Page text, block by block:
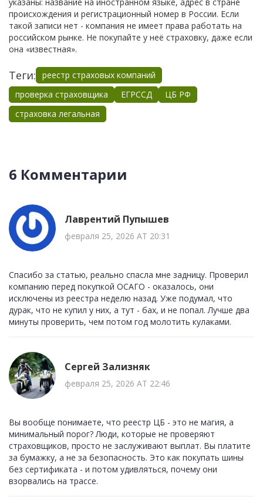
указаны: название на иностранном языке, адрес в стране
происхождения и регистрационный номер в России. Если
такой записи нет - компания не имеет права работать на
российском рынке. Не покупайте у неё страховку, даже если
она «известная».
Теги:
реестр страховых компаний
проверка страховщика
ЕГРССД
ЦБ РФ
страховка легальная
6 Комментарии
Лаврентий Пупышев
февраля 25, 2026 AT 20:31
Спасибо за статью, реально спасла мне задницу. Проверил
компанию перед покупкой ОСАГО - оказалось, они
исключены из реестра неделю назад. Уже подумал, что
дурак, что не купил у них, а тут - бах, и не попал. Лучше два
минуты проверить, чем потом год молотить кулаками.
Сергей Зализняк
февраля 25, 2026 AT 22:46
Вы вообще понимаете, что реестр ЦБ - это не магия, а
минимальный порог? Люди, которые не проверяют
страховщиков, просто не заслуживают выплат. Вы платите
за бумажку, а не за безопасность. Это как покупать шины
без сертификата - и потом удивляться, почему они
взорвались на трассе.